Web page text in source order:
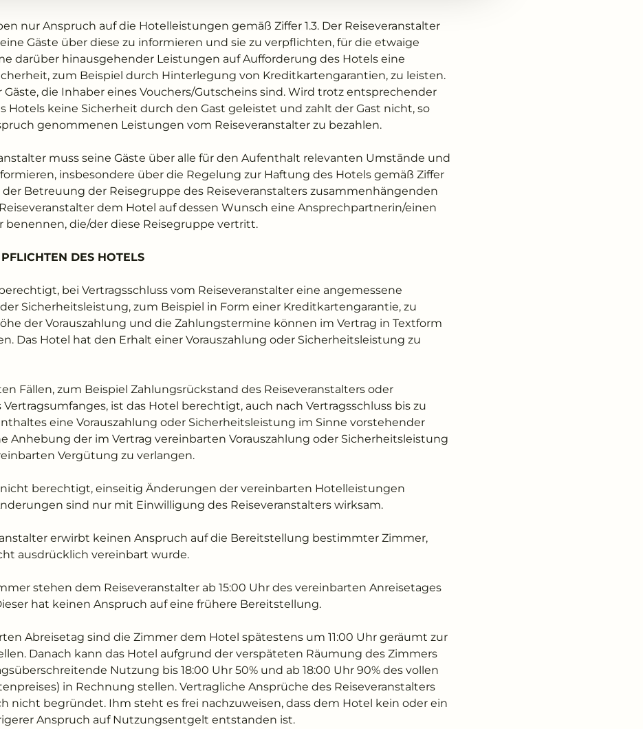
nur Anspruch auf die Hotelleistungen gemäß Ziffer 1.3. Der Reiseveranstalter
Gäste über diese zu informieren und sie zu verpflichten, für die etwaige
darüber hinausgehender Leistungen auf Aufforderung des Hotels eine
zum Beispiel durch Hinterlegung von Kreditkartengarantien, zu leisten.
Gäste, die Inhaber eines Vouchers/Gutscheins sind. Wird trotz entsprechender
Hotels keine Sicherheit durch den Gast geleistet und zahlt der Gast nicht, so
genommenen Leistungen vom Reiseveranstalter zu bezahlen.
muss seine Gäste über alle für den Aufenthalt relevanten Umstände und
insbesondere über die Regelung zur Haftung des Hotels gemäß Ziffer
der Betreuung der Reisegruppe des Reiseveranstalters zusammenhängenden
dem Hotel auf dessen Wunsch eine Ansprechpartnerin/einen
benennen, die/der diese Reisegruppe vertritt.
DES HOTELS
bei Vertragsschluss vom Reiseveranstalter eine angemessene
Sicherheitsleistung, zum Beispiel in Form einer Kreditkartengarantie, zu
der Vorauszahlung und die Zahlungstermine können im Vertrag in Textform
Das Hotel hat den Erhalt einer Vorauszahlung oder Sicherheitsleistung zu
Fällen, zum Beispiel Zahlungsrückstand des Reiseveranstalters oder
ist das Hotel berechtigt, auch nach Vertragsschluss bis zu
eine Vorauszahlung oder Sicherheitsleistung im Sinne vorstehender
Anhebung der im Vertrag vereinbarten Vorauszahlung oder Sicherheitsleistung
Vergütung zu verlangen.
nicht berechtigt, einseitig Änderungen der vereinbarten Hotelleistungen
sind nur mit Einwilligung des Reiseveranstalters wirksam.
erwirbt keinen Anspruch auf die Bereitstellung bestimmter Zimmer,
ausdrücklich vereinbart wurde.
stehen dem Reiseveranstalter ab 15:00 Uhr des vereinbarten Anreisetages
hat keinen Anspruch auf eine frühere Bereitstellung.
Abreisetag sind die Zimmer dem Hotel spätestens um 11:00 Uhr geräumt zur
Danach kann das Hotel aufgrund der verspäteten Räumung des Zimmers
Nutzung bis 18:00 Uhr 50% und ab 18:00 Uhr 90% des vollen
in Rechnung stellen. Vertragliche Ansprüche des Reiseveranstalters
nicht begründet. Ihm steht es frei nachzuweisen, dass dem Hotel kein oder ein
Anspruch auf Nutzungsentgelt entstanden ist.